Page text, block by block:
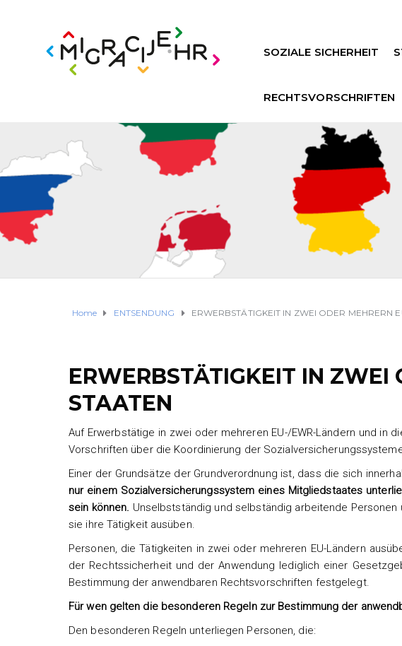
SOZIALE SICHERHEIT
RECHTSVORSCHRIFTEN
Home ENTSENDUNG ERWERBSTÄTIGKEIT IN ZWEI ODER MEHRERN
ERWERBSTÄTIGKEIT IN ZWEI
STAATEN
Auf Erwerbstätige in zwei oder mehreren EU-/EWR-Ländern und in
Vorschriften über die Koordinierung der
Einer der Grundsätze der Grundverordnung ist, dass die sich
nur einem Sozialversicherungssystem eines Mitgliedstaates
sein können. Unselbstständig und selbständig arbeitende
sie ihre Tätigkeit ausüben.
Personen, die Tätigkeiten in zwei oder mehreren EU-Ländern
der Rechtssicherheit und der Anwendung lediglich einer
Bestimmung der anwendbaren Rechtsvorschriften festgelegt.
Für wen gelten die besonderen Regeln zur Bestimmung der
Den besonderen Regeln unterliegen Personen, die: